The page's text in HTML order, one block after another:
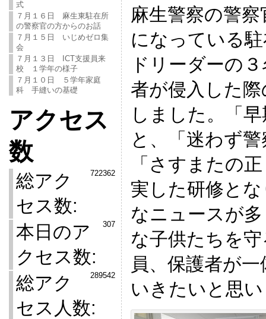
式
７月１６日 麻生東駐在所
の警察官の方からのお話
７月１５日 いじめゼロ集
会
７月１３日 ICT支援員来
校 １学年の様子
７月１０日 ５学年家庭
科 手縫いの基礎
アクセス
数
722362
総アク
セス数:
307
本日のア
クセス数:
289542
総アク
セス人数:
麻生警察の警
になっている
ドリーダーの
者が侵入した
しました。「
と、「迷わず
「さすまたの
実した研修と
なニュースが
な子供たちを
員、保護者が
いきたいと思